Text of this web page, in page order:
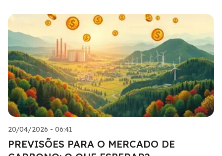
20/04/2026 - 06:41
PREVISÕES PARA O MERCADO DE